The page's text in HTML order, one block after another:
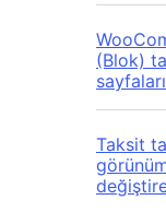
(Blok)
Taksit